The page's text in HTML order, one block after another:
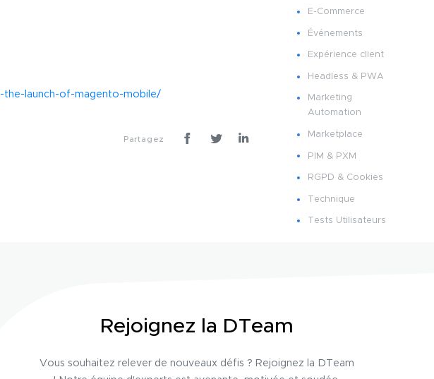
launch-of-magento-mobile/
Partagez
E-Commerce
Événements
Expérience client
Headless & PWA
Marketing
Automation
Marketplace
PIM & PXM
RGPD & Cookies
Technique
Tests Utilisateurs
Rejoignez la DTeam
Vous souhaitez relever de nouveaux défis ? Rejoignez la DTeam